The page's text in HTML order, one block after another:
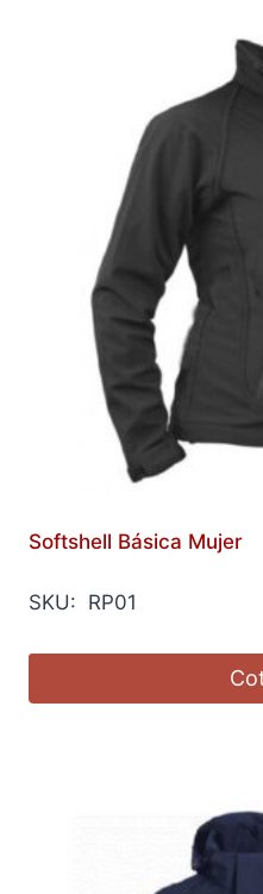
Softshell Básica Mujer
SKU: RP01